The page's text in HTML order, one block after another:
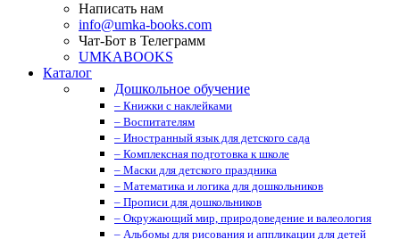
Написать нам
info@umka-books.com
Чат-Бот в Телеграмм
UMKABOOKS
Каталог
Дошкольное обучение
– Книжки с наклейками
– Воспитателям
– Иностранный язык для детского сада
– Комплексная подготовка к школе
– Маски для детского праздника
– Математика и логика для дошкольников
– Прописи для дошкольников
– Окружающий мир, природоведение и валеология
– Альбомы для рисования и аппликации для детей